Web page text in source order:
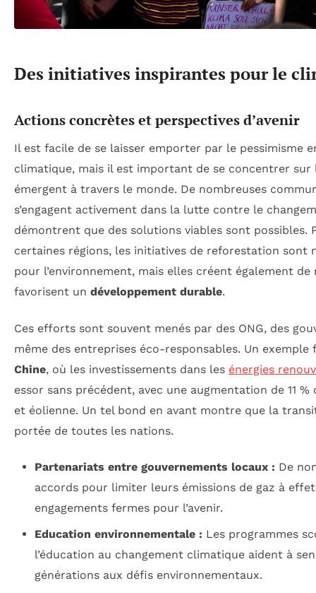
Des initiatives inspirantes pour le
Actions concrètes et perspectives d’avenir
Il est facile de se laisser emporter par le pessimisme
climatique, mais il est important de se concentrer
émergent à travers le monde. De nombreuses
s’engagent activement dans la lutte contre le
démontrent que des solutions viables sont possibles.
certaines régions, les initiatives de reforestation sont
pour l’environnement, mais elles créent également
favorisent un développement durable.
Ces efforts sont souvent menés par des ONG, des
même des entreprises éco-responsables. Un
Chine, où les investissements dans les énergies
essor sans précédent, avec une augmentation de 11
et éolienne. Un tel bond en avant montre que la
portée de toutes les nations.
Partenariats entre gouvernements locaux : De
accords pour limiter leurs émissions de gaz à
engagements fermes pour l’avenir.
Education environnementale : Les programmes
l’éducation au changement climatique aident à
générations aux défis environnementaux.